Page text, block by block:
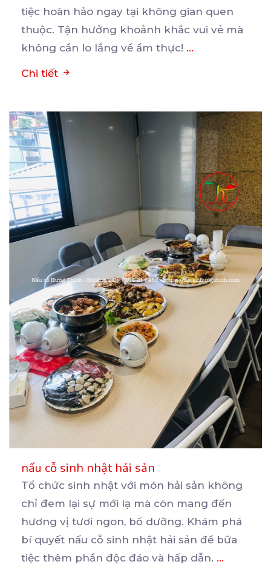
tiệc hoàn hảo ngay tại không gian quen
thuộc. Tận hưởng khoảnh khắc vui vẻ mà
không cần lo lắng về ẩm thực! ...
Chi tiết
nấu cỗ sinh nhật hải sản
Tổ chức sinh nhật với món hải sản không
chỉ đem lại sự mới lạ mà còn mang đến
hương vị tươi ngon, bổ dưỡng. Khám phá
bí quyết nấu cỗ sinh nhật hải sản để bữa
tiệc thêm phần độc đáo và hấp dẫn. ...